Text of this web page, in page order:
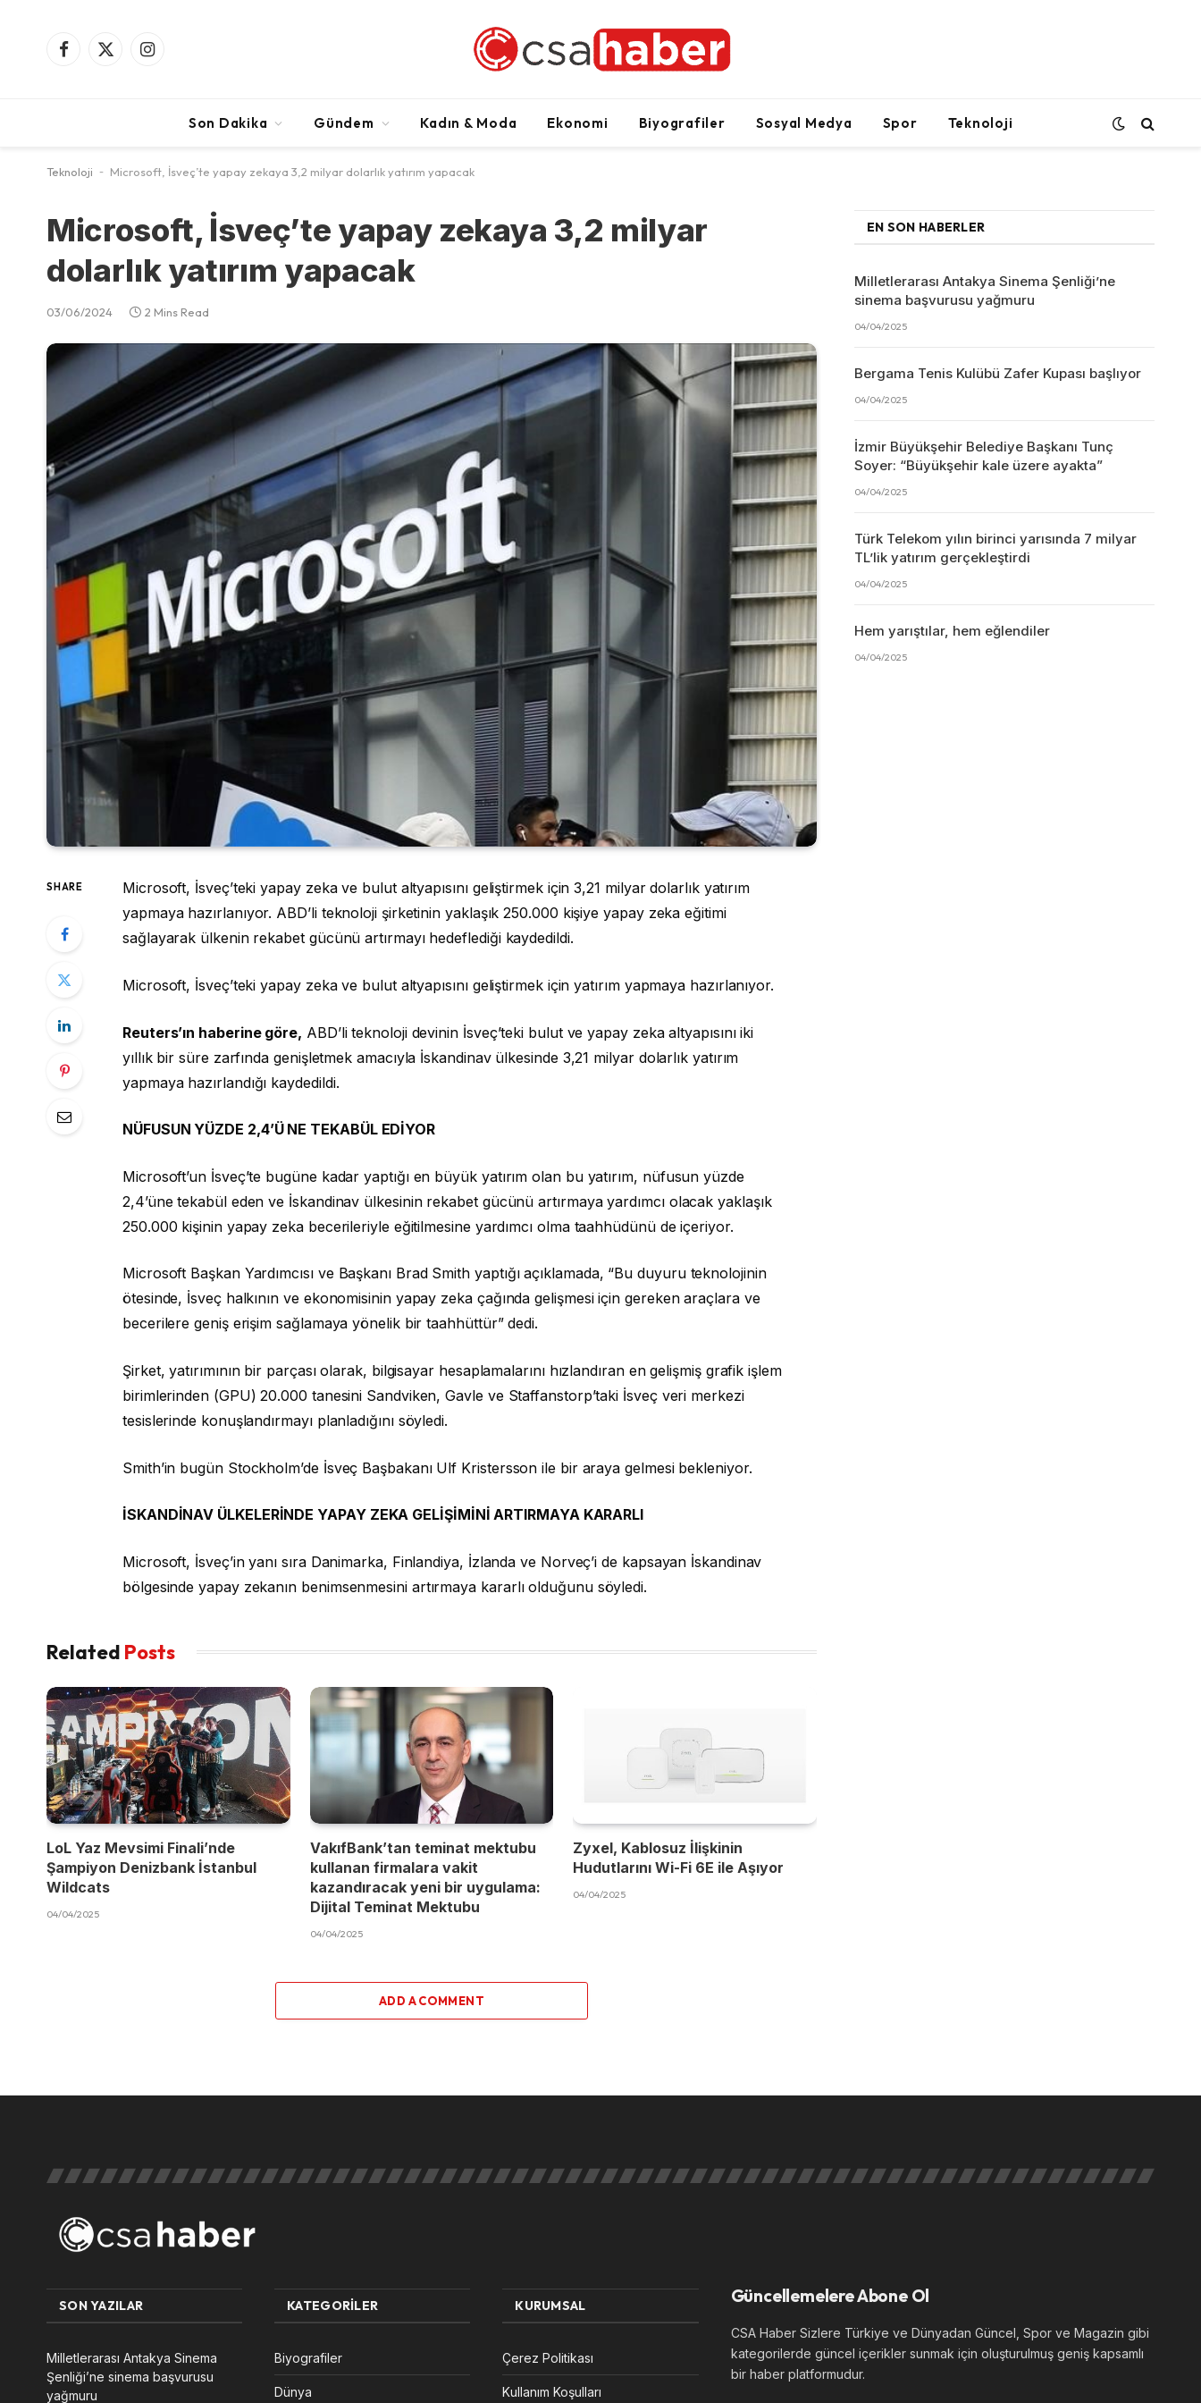
Facebook
X
Instagram
Son Dakika Gündem Kadın & Moda Ekonomi Biyografiler Sosyal Medya Spor Teknoloji
Teknoloji - Microsoft, İsveç’te yapay zekaya 3,2 milyar dolarlık yatırım yapacak
Microsoft, İsveç’te yapay zekaya 3,2 milyar
dolarlık yatırım yapacak
03/06/2024 2 Mins Read
SHARE
Microsoft, İsveç’teki yapay zeka ve bulut altyapısını geliştirmek için 3,21 milyar dolarlık yatırım
yapmaya hazırlanıyor. ABD’li teknoloji şirketinin yaklaşık 250.000 kişiye yapay zeka eğitimi
sağlayarak ülkenin rekabet gücünü artırmayı hedeflediği kaydedildi.
Microsoft, İsveç’teki yapay zeka ve bulut altyapısını geliştirmek için yatırım yapmaya hazırlanıyor.
Reuters’ın haberine göre, ABD’li teknoloji devinin İsveç’teki bulut ve yapay zeka altyapısını iki
yıllık bir süre zarfında genişletmek amacıyla İskandinav ülkesinde 3,21 milyar dolarlık yatırım
yapmaya hazırlandığı kaydedildi.
NÜFUSUN YÜZDE 2,4’Ü NE TEKABÜL EDİYOR
Microsoft’un İsveç’te bugüne kadar yaptığı en büyük yatırım olan bu yatırım, nüfusun yüzde
2,4’üne tekabül eden ve İskandinav ülkesinin rekabet gücünü artırmaya yardımcı olacak yaklaşık
250.000 kişinin yapay zeka becerileriyle eğitilmesine yardımcı olma taahhüdünü de içeriyor.
Microsoft Başkan Yardımcısı ve Başkanı Brad Smith yaptığı açıklamada, “Bu duyuru teknolojinin
ötesinde, İsveç halkının ve ekonomisinin yapay zeka çağında gelişmesi için gereken araçlara ve
becerilere geniş erişim sağlamaya yönelik bir taahhüttür” dedi.
Şirket, yatırımının bir parçası olarak, bilgisayar hesaplamalarını hızlandıran en gelişmiş grafik işlem
birimlerinden (GPU) 20.000 tanesini Sandviken, Gavle ve Staffanstorp’taki İsveç veri merkezi
tesislerinde konuşlandırmayı planladığını söyledi.
Smith’in bugün Stockholm’de İsveç Başbakanı Ulf Kristersson ile bir araya gelmesi bekleniyor.
İSKANDİNAV ÜLKELERİNDE YAPAY ZEKA GELİŞİMİNİ ARTIRMAYA KARARLI
Microsoft, İsveç’in yanı sıra Danimarka, Finlandiya, İzlanda ve Norveç’i de kapsayan İskandinav
bölgesinde yapay zekanın benimsenmesini artırmaya kararlı olduğunu söyledi.
Related Posts
LoL Yaz Mevsimi Finali’nde
Şampiyon Denizbank İstanbul
Wildcats
04/04/2025
VakıfBank’tan teminat mektubu
kullanan firmalara vakit
kazandıracak yeni bir uygulama:
Dijital Teminat Mektubu
04/04/2025
Zyxel, Kablosuz İlişkinin
Hudutlarını Wi-Fi 6E ile Aşıyor
04/04/2025
ADD A COMMENT
EN SON HABERLER
Milletlerarası Antakya Sinema Şenliği’ne
sinema başvurusu yağmuru
04/04/2025
Bergama Tenis Kulübü Zafer Kupası başlıyor
04/04/2025
İzmir Büyükşehir Belediye Başkanı Tunç
Soyer: “Büyükşehir kale üzere ayakta”
04/04/2025
Türk Telekom yılın birinci yarısında 7 milyar
TL’lik yatırım gerçekleştirdi
04/04/2025
Hem yarıştılar, hem eğlendiler
04/04/2025
SON YAZILAR
Milletlerarası Antakya Sinema
Şenliği’ne sinema başvurusu
yağmuru
KATEGORILER
Biyografiler
Dünya
KURUMSAL
Çerez Politikası
Kullanım Koşulları
Güncellemelere Abone Ol
CSA Haber Sizlere Türkiye ve Dünyadan Güncel, Spor ve Magazin gibi
kategorilerde güncel içerikler sunmak için oluşturulmuş geniş kapsamlı
bir haber platformudur.